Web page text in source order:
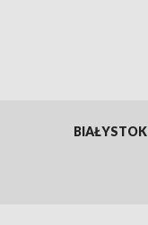
BIAŁYSTOK